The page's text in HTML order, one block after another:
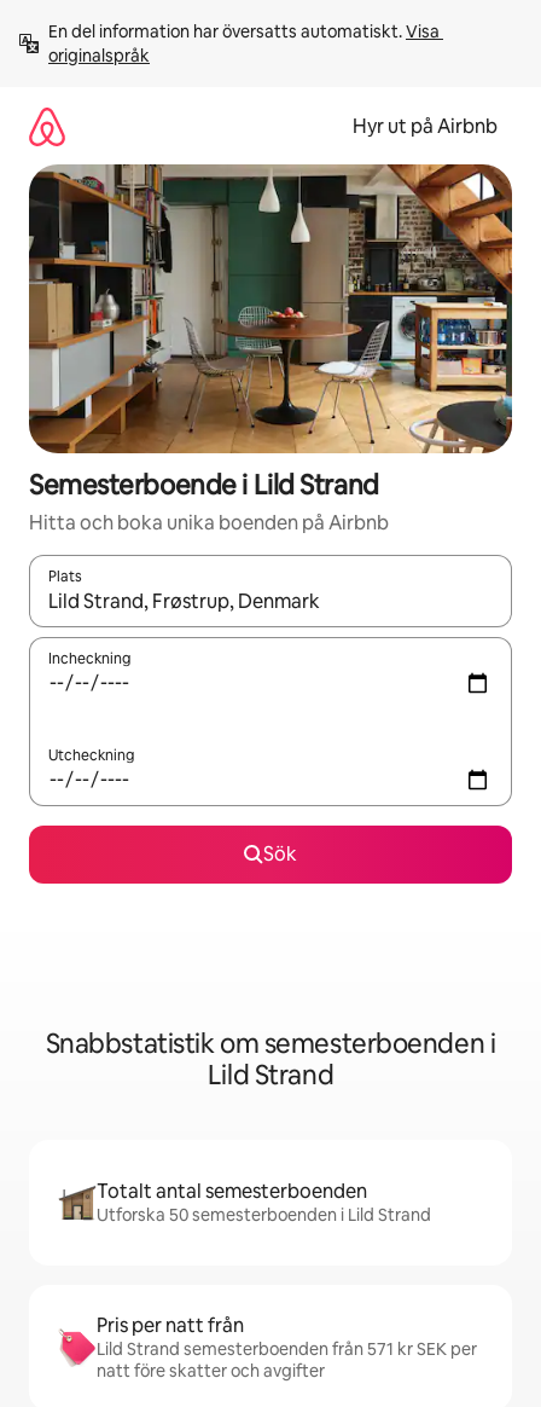
innehåll
En del information har översatts automatiskt. Visa
originalspråk
Hyr ut på Airbnb
Semesterboende i Lild Strand
Hitta och boka unika boenden på Airbnb
Plats
När resultaten är tillgängliga kan du navigera med upp- och
Incheckning
Utcheckning
Sök
Snabbstatistik om semesterboenden i
Lild Strand
Totalt antal semesterboenden
Utforska 50 semesterboenden i Lild Strand
Pris per natt från
Lild Strand semesterboenden från 571 kr SEK per
natt före skatter och avgifter